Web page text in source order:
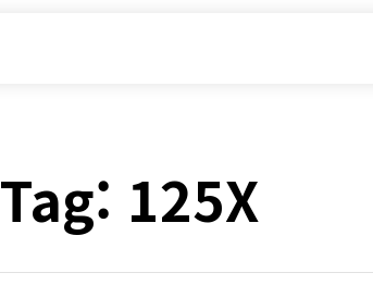
Tag: 125X